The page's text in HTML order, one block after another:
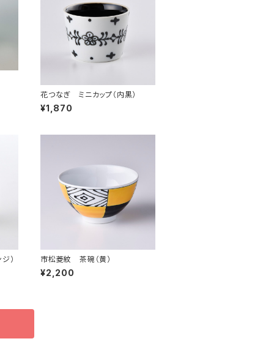
花つなぎ ミニカップ（内黒）
¥1,870
） 市松菱紋 茶碗（黄）
¥2,200